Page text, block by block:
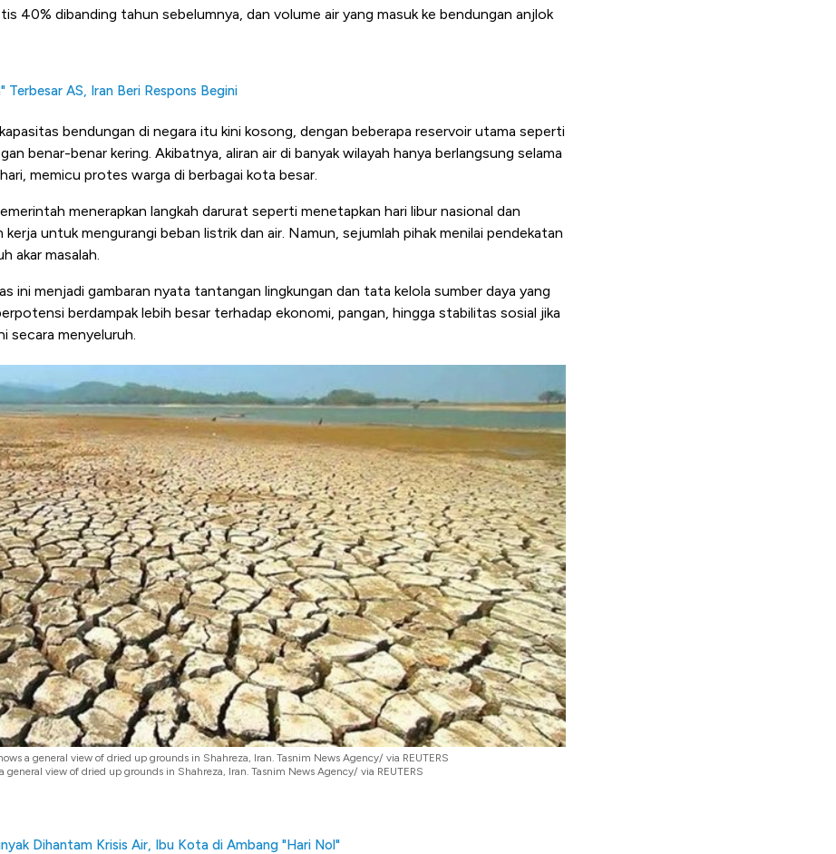
40% dibanding tahun sebelumnya, dan volume air yang masuk ke bendungan anjlok
Terbesar AS, Iran Beri Respons Begini
bendungan di negara itu kini kosong, dengan beberapa reservoir utama seperti
benar-benar kering. Akibatnya, aliran air di banyak wilayah hanya berlangsung selama
memicu protes warga di berbagai kota besar.
menerapkan langkah darurat seperti menetapkan hari libur nasional dan
kerja untuk mengurangi beban listrik dan air. Namun, sejumlah pihak menilai pendekatan
akar masalah.
ini menjadi gambaran nyata tantangan lingkungan dan tata kelola sumber daya yang
berdampak lebih besar terhadap ekonomi, pangan, hingga stabilitas sosial jika
secara menyeluruh.
a general view of dried up grounds in Shahreza, Iran. Tasnim News Agency/ via REUTERS
general view of dried up grounds in Shahreza, Iran. Tasnim News Agency/ via REUTERS
Dihantam Krisis Air, Ibu Kota di Ambang "Hari Nol"